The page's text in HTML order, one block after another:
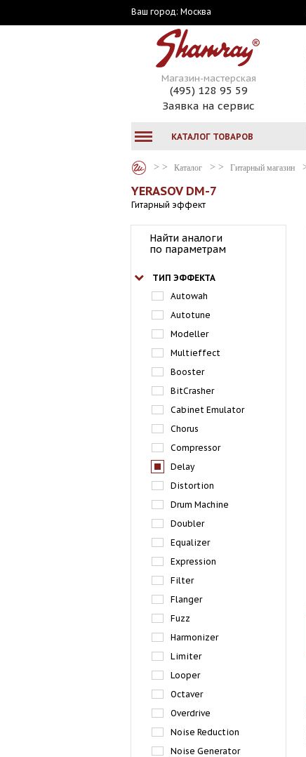
Ваш город: Москва
Магазин-мастерская
(495) 128 95 59
Заявка на сервис
КАТАЛОГ ТОВАРОВ
Каталог Гитарный магазин
YERASOV DM-7
Гитарный эффект
Найти аналоги
по параметрам
ТИП ЭФФЕКТА
Autowah
Autotune
Modeller
Multieffect
Booster
BitCrasher
Cabinet Emulator
Chorus
Compressor
Delay
Distortion
Drum Machine
Doubler
Equalizer
Expression
Filter
Flanger
Fuzz
Harmonizer
Limiter
Looper
Octaver
Overdrive
Noise Reduction
Noise Generator